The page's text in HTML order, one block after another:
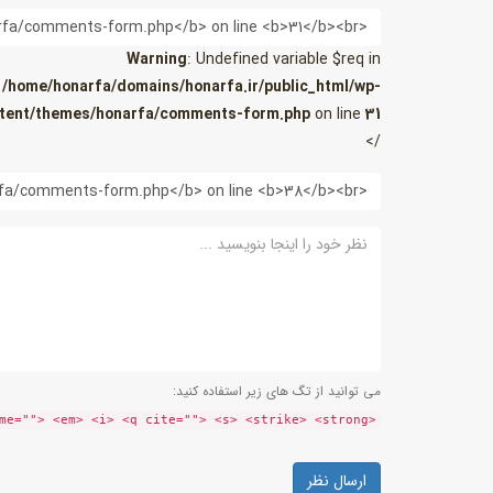
ایمیل
Warning: Undefined variable $req in
/home/honarfa/domains/honarfa.ir/public_html/wp-
themes/honarfa/comments-form.phpon line31
/>
می توانید از تگ های زیر استفاده کنید:
<a href="" title=""> <abbr title=""> <acronym title=""> <b> <blockquote cite=""> <cite> <code> <del datetime=""> <em> <i> <q cite=""> <s> <strike> <strong>